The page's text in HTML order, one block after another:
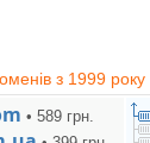
з 1999 року
• 589 грн.